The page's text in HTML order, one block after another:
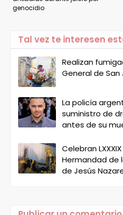
genocidio
Tal vez te interesen
Realizan
General de
La policía
suministro de
antes de su
Celebran
Hermandad de
de Jesús